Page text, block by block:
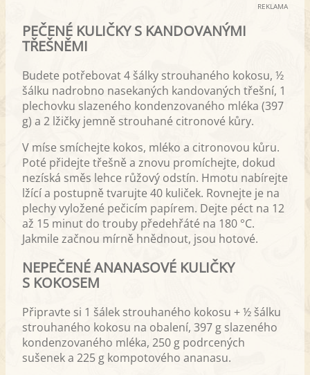
REKLAMA
PEČENÉ KULIČKY S KANDOVANÝMI
TŘEŠNĚMI
Budete potřebovat 4 šálky strouhaného kokosu, ½
šálku nadrobno nasekaných kandovaných třešní, 1
plechovku slazeného kondenzovaného mléka (397
g) a 2 lžičky jemně strouhané citronové kůry.
V míse smíchejte kokos, mléko a citronovou kůru.
Poté přidejte třešně a znovu promíchejte, dokud
nezíská směs lehce růžový odstín. Hmotu nabírejte
lžící a postupně tvarujte 40 kuliček. Rovnejte je na
plechy vyložené pečicím papírem. Dejte péct na 12
až 15 minut do trouby předehřáté na 180 °C.
Jakmile začnou mírně hnědnout, jsou hotové.
NEPEČENÉ ANANASOVÉ KULIČKY
S KOKOSEM
Připravte si 1 šálek strouhaného kokosu + ½ šálku
strouhaného kokosu na obalení, 397 g slazeného
kondenzovaného mléka, 250 g podrcených
sušenek a 225 g kompotového ananasu.